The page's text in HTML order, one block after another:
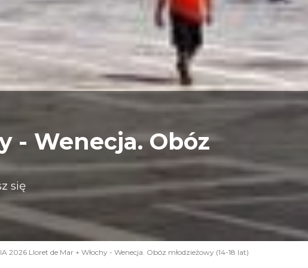
- Wenecja. Obóz
się
2026 Lloret de Mar + Włochy - Wenecja. Obóz młodzieżowy (14-18 lat)